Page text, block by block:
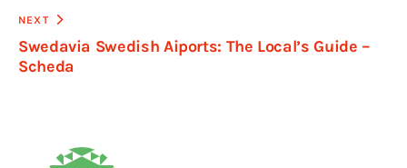
NEXT
Swedavia Swedish Aiports: The Local’s Guide –
Scheda